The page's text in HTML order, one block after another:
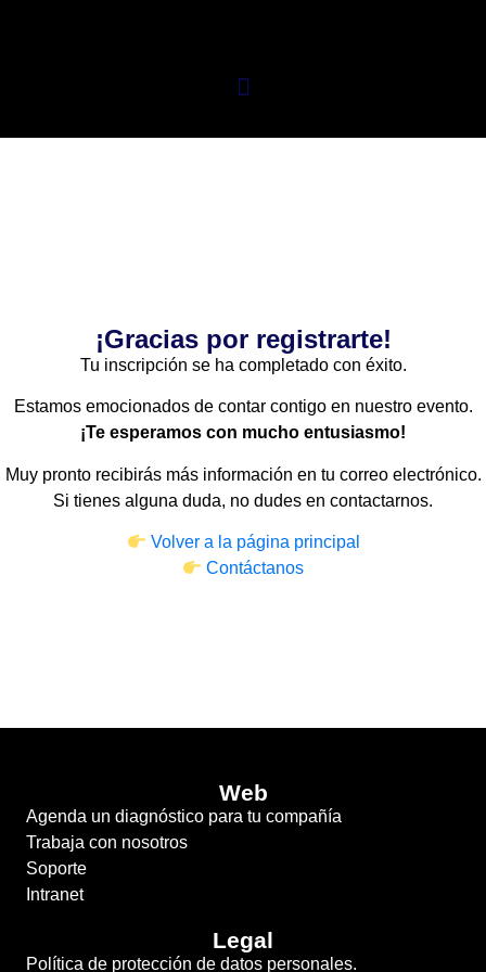
¡Gracias por registrarte!
Tu inscripción se ha completado con éxito.
Estamos emocionados de contar contigo en nuestro evento.
¡Te esperamos con mucho entusiasmo!
Muy pronto recibirás más información en tu correo electrónico.
Si tienes alguna duda, no dudes en contactarnos.
Volver a la página principal
Contáctanos
Web
Agenda un diagnóstico para tu compañía
Trabaja con nosotros
Soporte
Intranet
Legal
Política de protección de datos personales.